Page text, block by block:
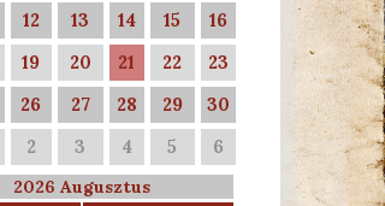
12 13 14 15
16
19 20 21 22
23
26 27 28 29
30
2 3 4 5 6
2026 Augusztus